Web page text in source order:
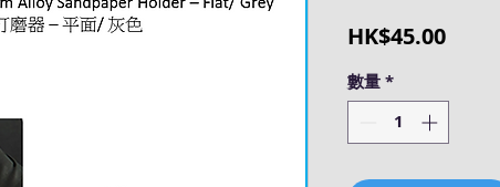
HK$45.00價
數量*